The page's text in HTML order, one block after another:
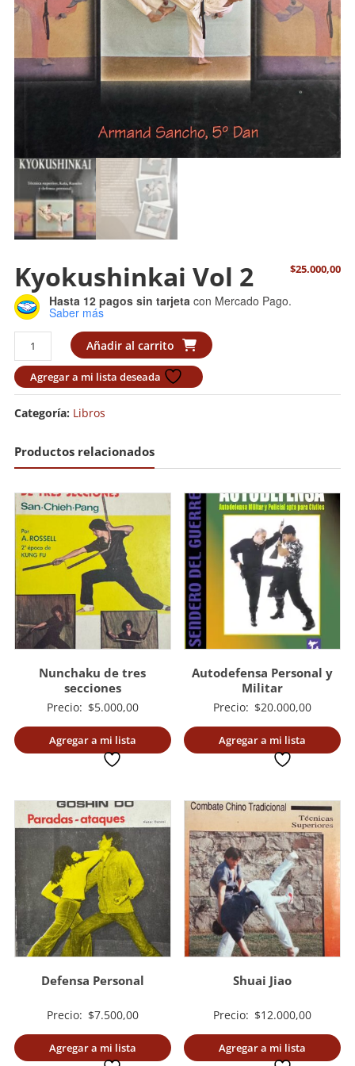
Kyokushinkai Vol 2 $25.000,00
Hasta 12 pagos sin tarjetacon Mercado Pago.
Saber más
Kyokushinkai
Vol
2
cantidad
Añadir al carrito
Agregar a mi lista deseada
Categoría: Libros
Productos relacionados
Nunchaku de tres
secciones
Precio: $5.000,00
Agregar a mi lista
Autodefensa Personal y
Militar
Precio: $20.000,00
Agregar a mi lista
Defensa Personal
Precio: $7.500,00
Agregar a mi lista
Shuai Jiao
Precio: $12.000,00
Agregar a mi lista